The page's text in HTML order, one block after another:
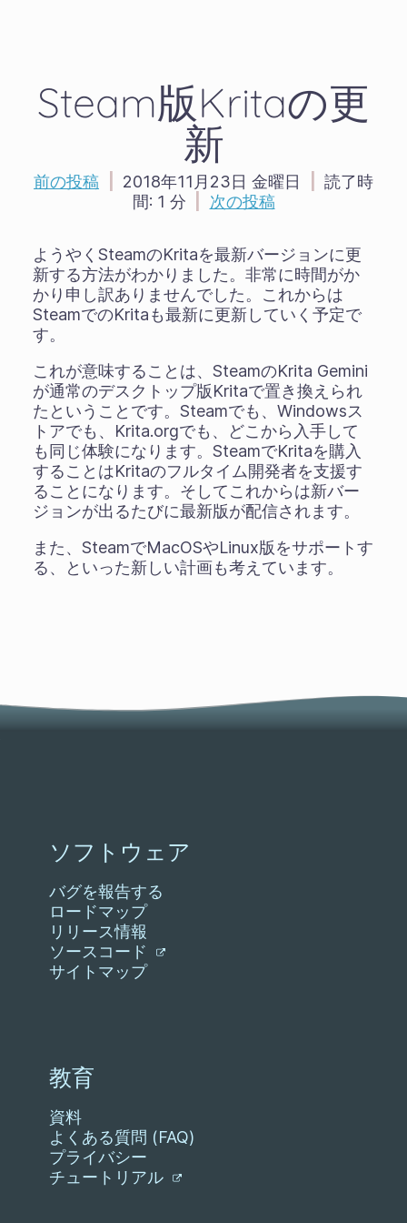
Steam版Kritaの更
新
前の投稿 2018年11月23日 金曜日
読了時
間: 1 分 次の投稿
ようやくSteamのKritaを最新バージョンに更
新する方法がわかりました。非常に時間がか
かり申し訳ありませんでした。これからは
SteamでのKritaも最新に更新していく予定で
す。
これが意味することは、SteamのKrita Gemini
が通常のデスクトップ版Kritaで置き換えられ
たということです。Steamでも、Windowsス
トアでも、Krita.orgでも、どこから入手して
も同じ体験になります。SteamでKritaを購入
することはKritaのフルタイム開発者を支援す
ることになります。そしてこれからは新バー
ジョンが出るたびに最新版が配信されます。
また、SteamでMacOSやLinux版をサポートす
る、といった新しい計画も考えています。
ソフトウェア
バグを報告する
ロードマップ
リリース情報
ソースコード
サイトマップ
教育
資料
よくある質問 (FAQ)
プライバシー
チュートリアル